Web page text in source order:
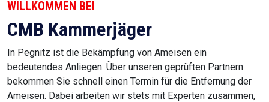
WILLKOMMEN BEI
CMB Kammerjäger
In Pegnitz ist die Bekämpfung von Ameisen ein
bedeutendes Anliegen. Über unseren geprüften Partnern
bekommen Sie schnell einen Termin für die Entfernung der
Ameisen. Dabei arbeiten wir stets mit Experten zusammen,